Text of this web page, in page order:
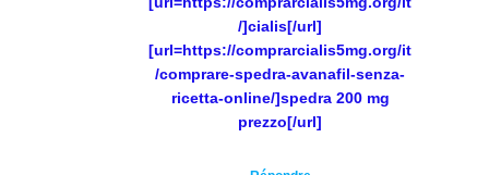
/]cialis[/url]
[url=https://comprarcialis5mg.org/it
/comprare-spedra-avanafil-senza-
ricetta-online/]spedra 200 mg
prezzo[/url]